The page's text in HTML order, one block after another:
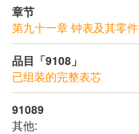
章节
第九十一章 钟表及其零件
品目「9108」
已组装的完整表芯
91089
其他: